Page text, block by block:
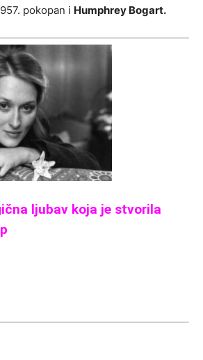
pokopan i Humphrey Bogart.
ljubav koja je stvorila